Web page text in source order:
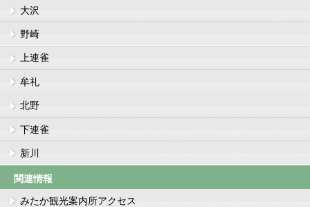
大沢
野崎
上連雀
牟礼
北野
下連雀
新川
関連情報
みたか観光案内所アクセス